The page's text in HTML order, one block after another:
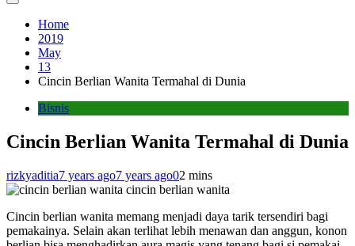
Home
2019
May
13
Cincin Berlian Wanita Termahal di Dunia
Bisnis
Cincin Berlian Wanita Termahal di Dunia
rizkyaditia7 years ago7 years ago02 mins
cincin berlian wanita
Cincin berlian wanita memang menjadi daya tarik tersendiri bagi
pemakainya. Selain akan terlihat lebih menawan dan anggun, konon